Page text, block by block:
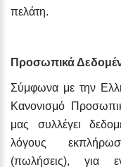
πελάτη.
Προσωπικά
Σύμφωνα με την
Κανονισμό
μας συλλέγει
λόγους
(πωλήσεις), για